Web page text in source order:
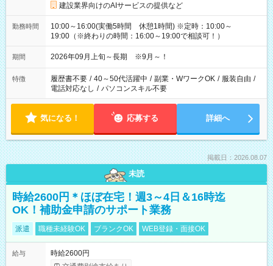
建設業界向けのAIサービスの提供など
勤務時間
10:00～16:00(実働5時間 休憩1時間) ※定時：10:00～
19:00（※終わりの時間：16:00～19:00で相談可！）
期間 2026年09月上旬～長期 ※9月～！
特徴 履歴書不要 / 40～50代活躍中 / 副業・WワークOK / 服装自由 /
電話対応なし / パソコンスキル不要
気になる！ 応募する 詳細へ
掲載日：2026.08.07
未読
時給2600円＊ほぼ在宅！週3～4日＆16時迄
OK！補助金申請のサポート業務
派遣 職種未経験OK ブランクOK WEB登録・面接OK
給与
時給2600円